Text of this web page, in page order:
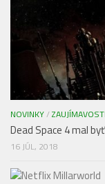
NOVINKY/ZAUJÍMAVOSTI
Dead Space 4 mal
16 JÚL, 2018